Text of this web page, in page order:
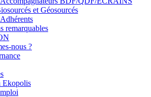
et Géosourcés
remarquables
nous ?
Ekopolis